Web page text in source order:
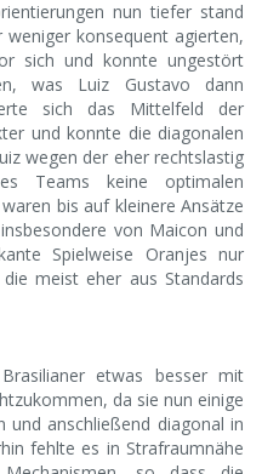
nun tiefer stand
konsequent agierten,
sich und konnte ungestört
was Luiz Gustavo dann
sich das Mittelfeld der
und konnte die diagonalen
wegen der eher rechtslastig
Teams keine optimalen
bis auf kleinere Ansätze
von Maicon und
Spielweise Oranjes nur
meist eher aus Standards
etwas besser mit
da sie nun einige
und anschließend diagonal in
fehlte es in Strafraumnähe